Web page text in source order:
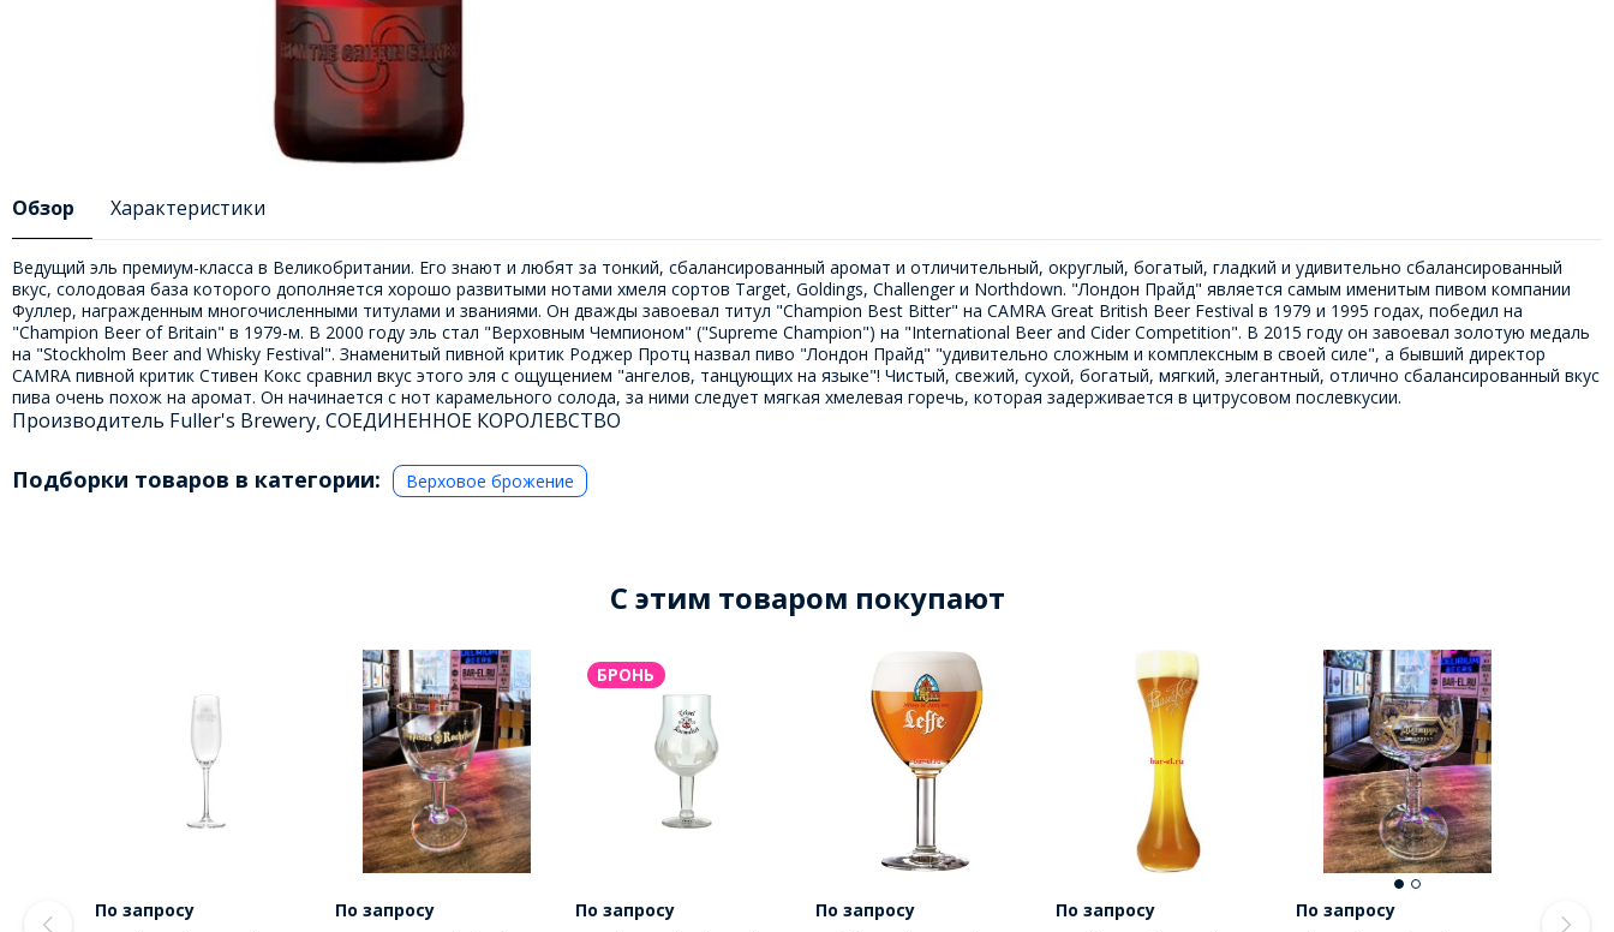
Обзор Характеристики
Ведущий эль премиум-класса в Великобритании. Его знают и любят за тонкий, сбалансированный аромат и отличительный, округлый, богатый, гладкий и удивительно сбалансированный
вкус, солодовая база которого дополняется хорошо развитыми нотами хмеля сортов Target, Goldings, Challenger и Northdown. "Лондон Прайд" является самым именитым пивом компании
Фуллер, награжденным многочисленными титулами и званиями. Он дважды завоевал титул "Champion Best Bitter" на CAMRA Great British Beer Festival в 1979 и 1995 годах, победил на
"Champion Beer of Britain" в 1979-м. В 2000 году эль стал "Верховным Чемпионом" ("Supreme Champion") на "International Beer and Cider Competition". В 2015 году он завоевал золотую медаль
на "Stockholm Beer and Whisky Festival". Знаменитый пивной критик Роджер Протц назвал пиво "Лондон Прайд" "удивительно сложным и комплексным в своей силе", а бывший директор
CAMRA пивной критик Стивен Кокс сравнил вкус этого эля с ощущением "ангелов, танцующих на языке"! Чистый, свежий, сухой, богатый, мягкий, элегантный, отлично сбалансированный вкус
пива очень похож на аромат. Он начинается с нот карамельного солода, за ними следует мягкая хмелевая горечь, которая задерживается в цитрусовом послевкусии.
Производитель Fuller's Brewery, СОЕДИНЕННОЕ КОРОЛЕВСТВО
Подборки товаров в категории: Верховое брожение
C этим товаром покупают
По запросу
По запросу
БРОНЬ
По запросу
По запросу
По запросу
По запросу